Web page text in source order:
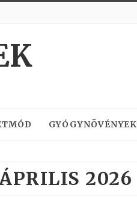
GYÓGYNÖVÉNYEK
2026